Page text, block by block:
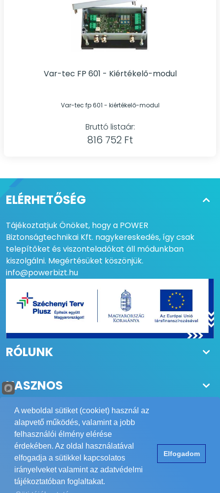
Var-tec FP 601 - Kiértékelő-modul
Var-tec fp 601 - kiértékelő-modul
Bruttó listaár:
816 752 Ft
ELÉRHETŐSÉG
Tájékoztatjuk Önöket, hogy a POWER
Biztonságtechnikai Kft. nagykereskedés, így csak
telepítőket és viszonteladókat áll módunkban
kiszolgálni. Megértésüket köszönjük.
info@powerbizt.hu
RÓLUNK
HASZNOS
Copyright © 1984-2026 POWER Biztonságtechnika Kft.
Minden jog fenntartva.
Elérhetőség
ÁSZF Adatvédelem Impresszum
A weboldal sütiket (cookiet) használ az
alapvető működés, valamint a jobb
felhasználói élmény elérése
érdekében. Az oldal használatával
elfogadja a sütikkel kapcsolatos
irányelveket valamint az adatvédelmi
tájékoztatóban foglaltakat.
Elfogadom